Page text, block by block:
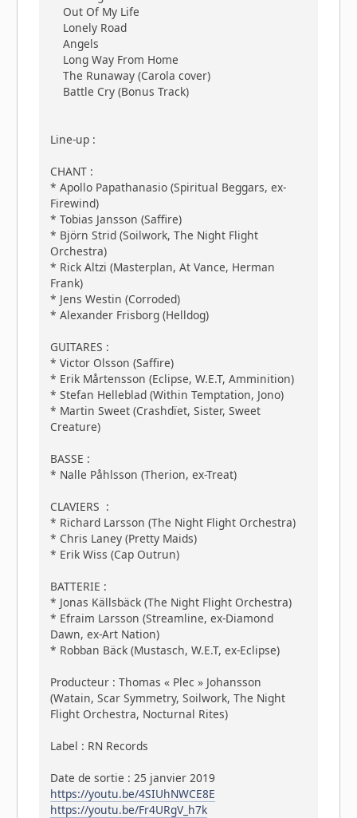
Out Of My Life
Lonely Road
Angels
Long Way From Home
The Runaway (Carola cover)
Battle Cry (Bonus Track)
Line-up :
CHANT :
* Apollo Papathanasio (Spiritual Beggars, ex-
Firewind)
* Tobias Jansson (Saffire)
* Björn Strid (Soilwork, The Night Flight
Orchestra)
* Rick Altzi (Masterplan, At Vance, Herman
Frank)
* Jens Westin (Corroded)
* Alexander Frisborg (Helldog)
GUITARES :
* Victor Olsson (Saffire)
* Erik Mårtensson (Eclipse, W.E.T, Amminition)
* Stefan Helleblad (Within Temptation, Jono)
* Martin Sweet (Crashdïet, Sister, Sweet
Creature)
BASSE :
* Nalle Påhlsson (Therion, ex-Treat)
CLAVIERS :
* Richard Larsson (The Night Flight Orchestra)
* Chris Laney (Pretty Maids)
* Erik Wiss (Cap Outrun)
BATTERIE :
* Jonas Källsbäck (The Night Flight Orchestra)
* Efraim Larsson (Streamline, ex-Diamond
Dawn, ex-Art Nation)
* Robban Bäck (Mustasch, W.E.T, ex-Eclipse)
Producteur : Thomas « Plec » Johansson
(Watain, Scar Symmetry, Soilwork, The Night
Flight Orchestra, Nocturnal Rites)
Label : RN Records
Date de sortie : 25 janvier 2019
https://youtu.be/4SIUhNWCE8E
https://youtu.be/Fr4URgV_h7k